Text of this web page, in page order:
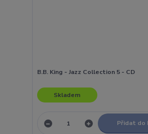
B.B. King - Jazz Collection 5 - CD
Skladem
Přidat do